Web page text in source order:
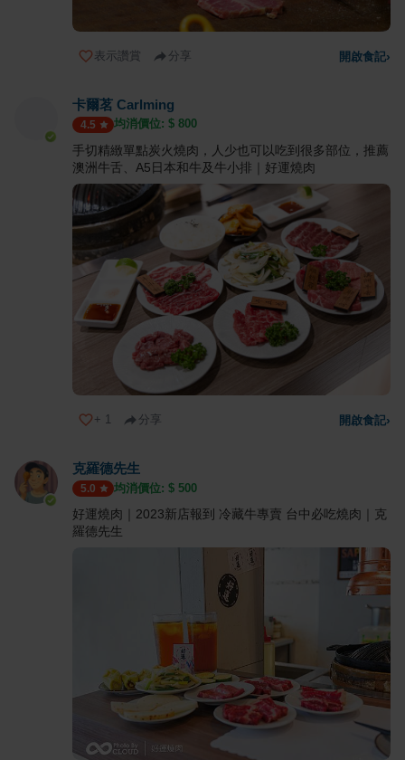
表示讚賞 分享 開啟食記›
卡爾茗 Carlming
4.5 均消價位: $ 800
手切精緻單點炭火燒肉，人少也可以吃到很多部位，推薦
澳洲牛舌、A5日本和牛及牛小排｜好運燒肉
+ 1 分享 開啟食記›
克羅德先生
5.0 均消價位: $ 500
好運燒肉｜2023新店報到 冷藏牛專賣 台中必吃燒肉｜克
羅德先生